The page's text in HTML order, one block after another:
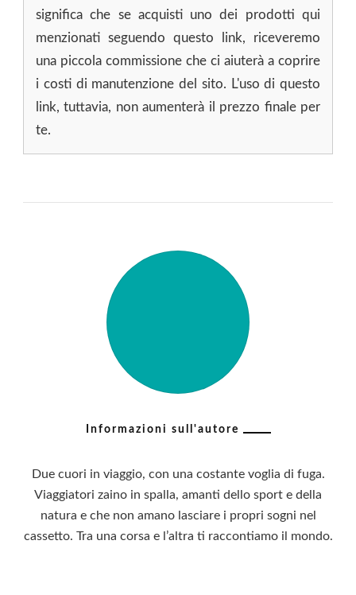
significa che se acquisti uno dei prodotti qui
menzionati seguendo questo link, riceveremo
una piccola commissione che ci aiuterà a coprire
i costi di manutenzione del sito. L'uso di questo
link, tuttavia, non aumenterà il prezzo finale per
te.
Informazioni sull'autore
Due cuori in viaggio, con una costante voglia di fuga.
Viaggiatori zaino in spalla, amanti dello sport e della
natura e che non amano lasciare i propri sogni nel
cassetto. Tra una corsa e l’altra ti raccontiamo il mondo.